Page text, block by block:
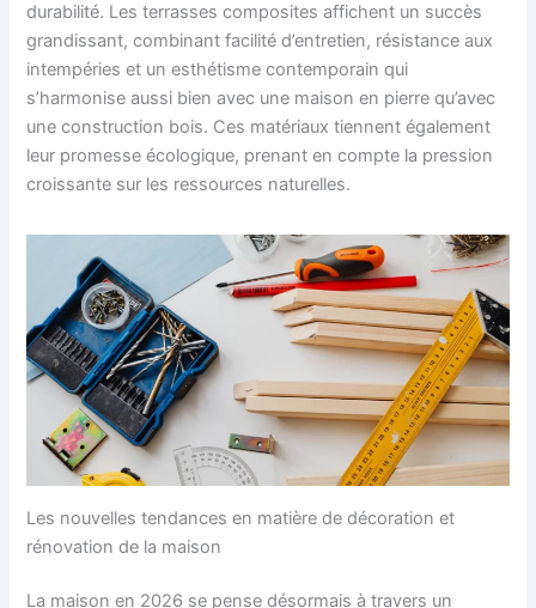
durabilité. Les terrasses composites affichent un succès
grandissant, combinant facilité d’entretien, résistance aux
intempéries et un esthétisme contemporain qui
s’harmonise aussi bien avec une maison en pierre qu’avec
une construction bois. Ces matériaux tiennent également
leur promesse écologique, prenant en compte la pression
croissante sur les ressources naturelles.
Les nouvelles tendances en matière de décoration et
rénovation de la maison
La maison en 2026 se pense désormais à travers un